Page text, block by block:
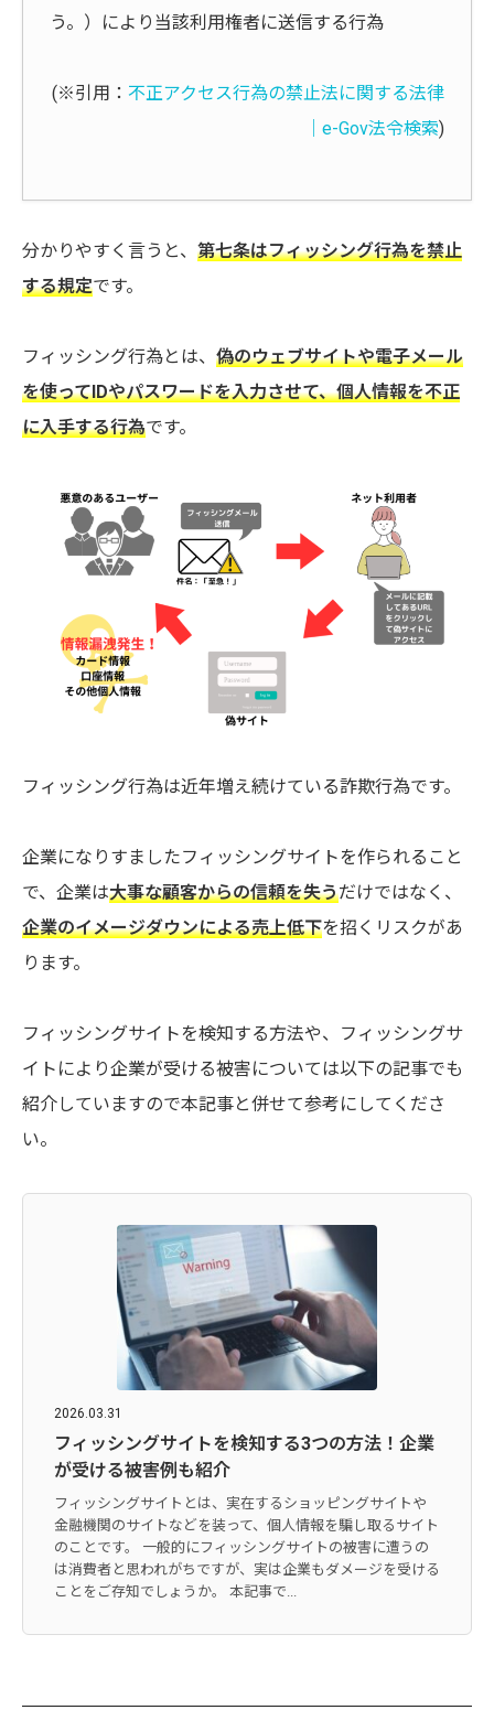
う。）により当該利用権者に送信する行為
(※引用： 不正アクセス行為の禁止法に関する法律
｜e-Gov法令検索)
分かりやすく言うと、 第七条はフィッシング行為を禁止
する規定です。
フィッシング行為とは、 偽のウェブサイトや電子メール
を使ってIDやパスワードを入力させて、個人情報を不正
に入手する行為です。
フィッシング行為は近年増え続けている詐欺行為です。
企業になりすましたフィッシングサイトを作られること
で、企業は大事な顧客からの信頼を失うだけではなく、
企業のイメージダウンによる売上低下を招くリスクがあ
ります。
フィッシングサイトを検知する方法や、フィッシングサ
イトにより企業が受ける被害については以下の記事でも
紹介していますので本記事と併せて参考にしてくださ
い。
2026.03.31
フィッシングサイトを検知する3つの方法！企業
が受ける被害例も紹介
フィッシングサイトとは、実在するショッピングサイトや
金融機関のサイトなどを装って、個人情報を騙し取るサイト
のことです。 一般的にフィッシングサイトの被害に遭うの
は消費者と思われがちですが、実は企業もダメージを受ける
ことをご存知でしょうか。 本記事で...